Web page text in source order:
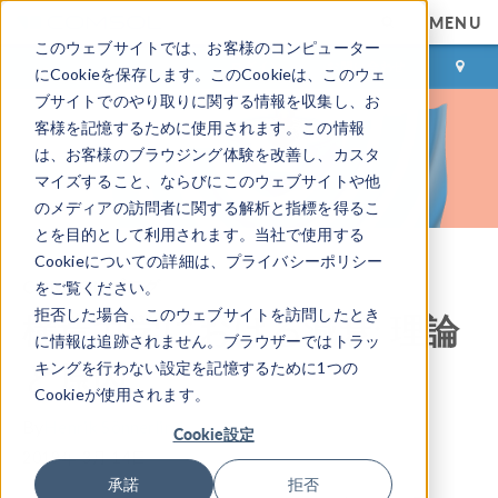
このウェブサイトでは、お客様のコンピューター
にCookieを保存します。このCookieは、このウェ
ブサイトでのやり取りに関する情報を収集し、お
客様を記憶するために使用されます。この情報
は、お客様のブラウジング体験を改善し、カスタ
マイズすること、ならびにこのウェブサイトや他
のメディアの訪問者に関する解析と指標を得るこ
とを目的として利用されます。当社で使用する
Cookieについての詳細は、プライバシーポリシー
をご覧ください。
拒否した場合、このウェブサイトを訪問したとき
に情報は追跡されません。ブラウザーではトラッ
キングを行わない設定を記憶するために1つの
Cookieが使用されます。
Cookie設定
承諾 拒否
MENU
ログイン お問い合わせ
COMSOL ブログ
構造力学における減衰: 理論
と原因
Henrik Sönnerlind
2019年 3月 14日